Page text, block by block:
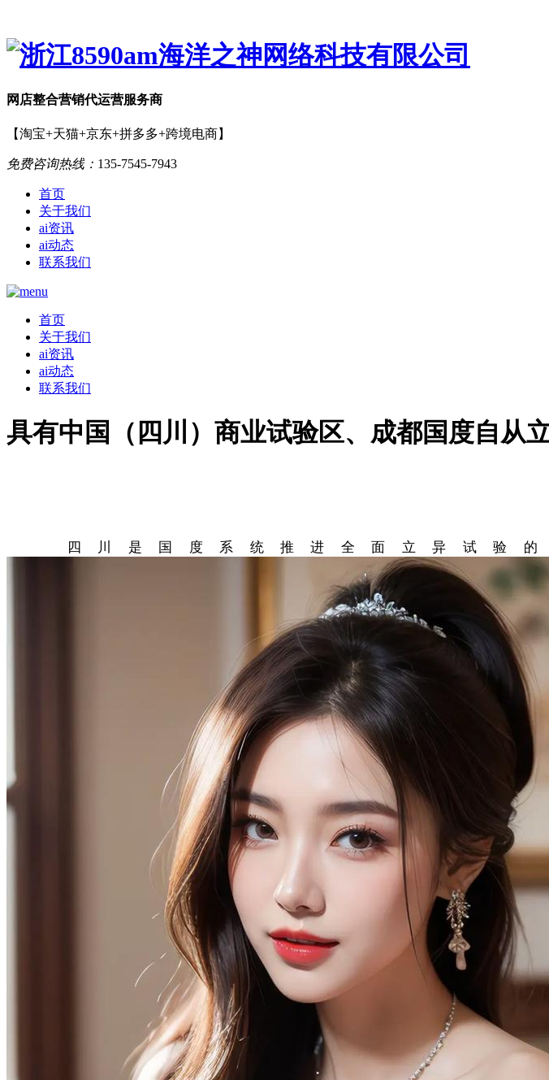
网店整合营销代运营服务商
【淘宝+天猫+京东+拼多多+跨境电商】
免费咨询热线： 135-7545-7943
首页
关于我们
ai资讯
ai动态
联系我们
首页
关于我们
ai资讯
ai动态
联系我们
具有中国（四川）商业试验区、成都国度自从
四川是国度系统推进全面立异试验的